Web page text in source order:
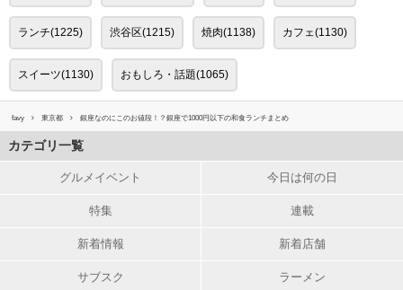
ランチ(1225) 渋谷区(1215) 焼肉(1138) カフェ(1130)
スイーツ(1130) おもしろ・話題(1065)
favy 東京都 銀座なのにこのお値段！？銀座で1000円以下の和食ランチまとめ
カテゴリ一覧
グルメイベント 今日は何の日
特集 連載
新着情報 新着店舗
サブスク ラーメン